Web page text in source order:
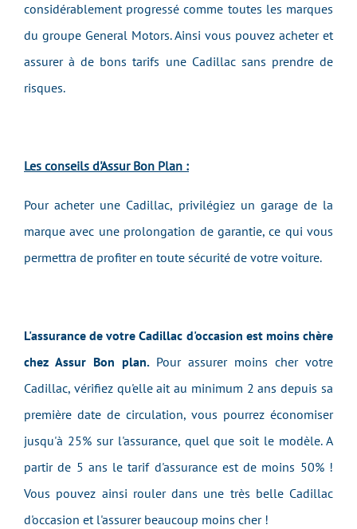
considérablement progressé comme toutes les marques
du groupe General Motors. Ainsi vous pouvez acheter et
assurer à de bons tarifs une Cadillac sans prendre de
risques.
Les conseils d'Assur Bon Plan :
Pour acheter une Cadillac, privilégiez un garage de la
marque avec une prolongation de garantie, ce qui vous
permettra de profiter en toute sécurité de votre voiture.
L'assurance de votre Cadillac d'occasion est moins chère
chez Assur Bon plan. Pour assurer moins cher votre
Cadillac, vérifiez qu'elle ait au minimum 2 ans depuis sa
première date de circulation, vous pourrez économiser
jusqu'à 25% sur l'assurance, quel que soit le modèle. A
partir de 5 ans le tarif d'assurance est de moins 50% !
Vous pouvez ainsi rouler dans une très belle Cadillac
d'occasion et l'assurer beaucoup moins cher !